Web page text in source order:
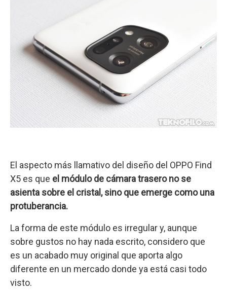
El aspecto más llamativo del diseño del OPPO Find
X5 es que el módulo de cámara trasero no se
asienta sobre el cristal, sino que emerge como una
protuberancia.
La forma de este módulo es irregular y, aunque
sobre gustos no hay nada escrito, considero que
es un acabado muy original que aporta algo
diferente en un mercado donde ya está casi todo
visto.